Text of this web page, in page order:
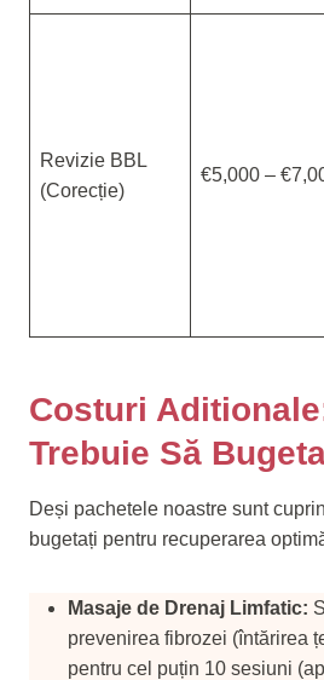
Revizie BBL
(Corecție)
€5,000 –
Costuri
Trebuie Să
Deși pachetele noastre sunt
bugetați pentru recuperarea
Masaje de Drenaj Limfatic:
prevenirea fibrozei (întărirea
pentru cel puțin 10 sesiuni